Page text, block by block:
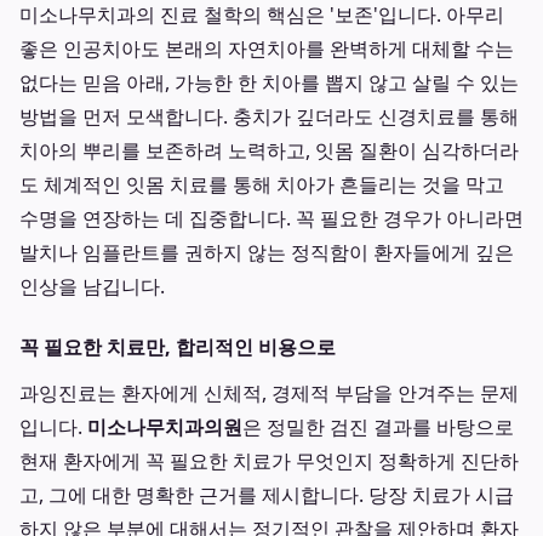
미소나무치과의 진료 철학의 핵심은 '보존'입니다. 아무리
좋은 인공치아도 본래의 자연치아를 완벽하게 대체할 수는
없다는 믿음 아래, 가능한 한 치아를 뽑지 않고 살릴 수 있는
방법을 먼저 모색합니다. 충치가 깊더라도 신경치료를 통해
치아의 뿌리를 보존하려 노력하고, 잇몸 질환이 심각하더라
도 체계적인 잇몸 치료를 통해 치아가 흔들리는 것을 막고
수명을 연장하는 데 집중합니다. 꼭 필요한 경우가 아니라면
발치나 임플란트를 권하지 않는 정직함이 환자들에게 깊은
인상을 남깁니다.
꼭 필요한 치료만, 합리적인 비용으로
과잉진료는 환자에게 신체적, 경제적 부담을 안겨주는 문제
입니다. 미소나무치과의원은 정밀한 검진 결과를 바탕으로
현재 환자에게 꼭 필요한 치료가 무엇인지 정확하게 진단하
고, 그에 대한 명확한 근거를 제시합니다. 당장 치료가 시급
하지 않은 부분에 대해서는 정기적인 관찰을 제안하며 환자